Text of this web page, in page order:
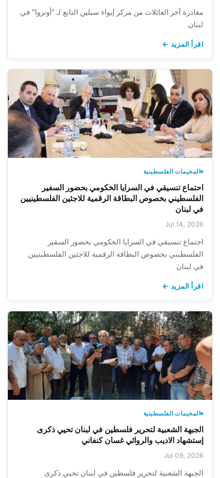
مغادرة آخر العائلات من مركز إيواء سبلين التابع لـ "أونروا" في
لبنان
اقرأ المزيد ←
المخيمات الفلسطينية
احتماع تنسيقي في السرايا الخكومي بحضور السفير
الفلسطيني بخصوص البطاقة الرقمية للاجئين الفلسطينيين
في لبنان
Jul 14, 2026
احتماع تنسيقي في السرايا الخكومي بحضور السفير
الفلسطيني بخصوص البطاقة الرقمية للاجئين الفلسطينيين
في لبنان
اقرأ المزيد ←
المخيمات الفلسطينية
الجبهة الشعبية لتحرير فلسطين في لبنان تحيي ذكرى
إستشهاد الاديب والروائي غسان كنفاني
Jul 09, 2026
الجبهة الشعبية لتحرير فلسطين في لبنان تحيي ذكرى